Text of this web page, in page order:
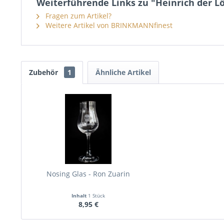
Weiterführende Links zu "Heinrich der
Fragen zum Artikel?
Weitere Artikel von BRINKMANNfinest
Zubehör 1 Ähnliche Artikel
Nosing Glas - Ron Zuarin
Inhalt 1 Stück
8,95 €